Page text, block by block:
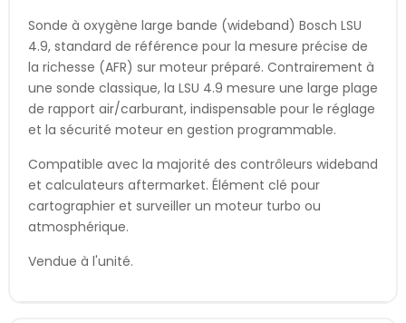
Sonde à oxygène large bande (wideband) Bosch LSU
4.9, standard de référence pour la mesure précise de
la richesse (AFR) sur moteur préparé. Contrairement à
une sonde classique, la LSU 4.9 mesure une large plage
de rapport air/carburant, indispensable pour le réglage
et la sécurité moteur en gestion programmable.
Compatible avec la majorité des contrôleurs wideband
et calculateurs aftermarket. Élément clé pour
cartographier et surveiller un moteur turbo ou
atmosphérique.
Vendue à l'unité.